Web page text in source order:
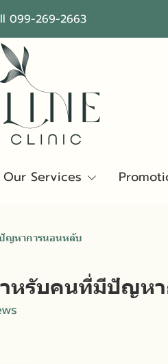
099-269-2663
Our Services
ญหาการนอนหลับ
หรับคนที่มีปัญห